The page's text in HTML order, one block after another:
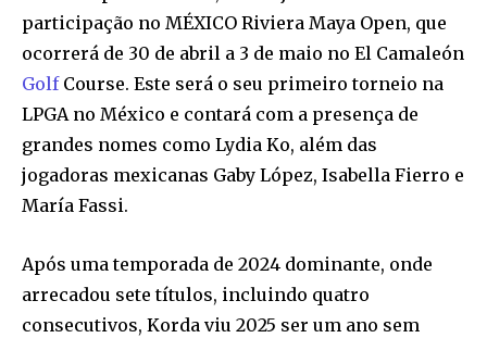
participação no MÉXICO Riviera Maya Open, que
ocorrerá de 30 de abril a 3 de maio no El Camaleón
GolfCourse. Este será o seu primeiro torneio na
LPGA no México e contará com a presença de
grandes nomes como Lydia Ko, além das
jogadoras mexicanas Gaby López, Isabella Fierro e
María Fassi.
Após uma temporada de 2024 dominante, onde
arrecadou sete títulos, incluindo quatro
consecutivos, Korda viu 2025 ser um ano sem